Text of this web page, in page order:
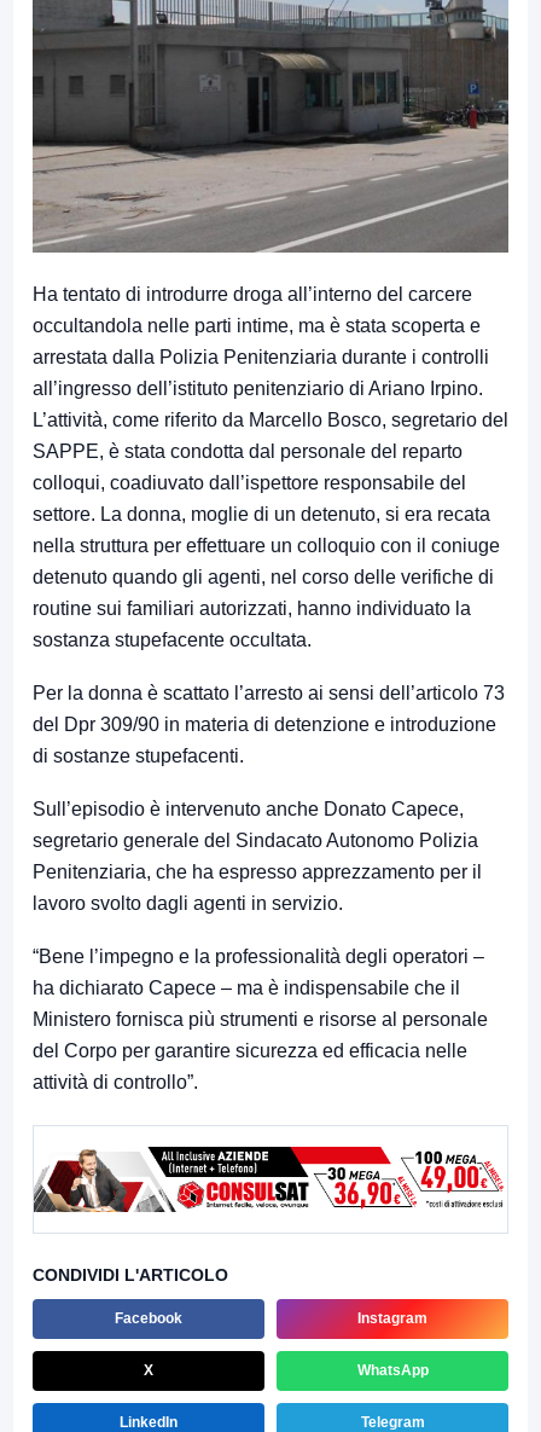
Ha tentato di introdurre droga all’interno del carcere
occultandola nelle parti intime, ma è stata scoperta e
arrestata dalla Polizia Penitenziaria durante i controlli
all’ingresso dell’istituto penitenziario di Ariano Irpino.
L’attività, come riferito da Marcello Bosco, segretario del
SAPPE, è stata condotta dal personale del reparto
colloqui, coadiuvato dall’ispettore responsabile del
settore. La donna, moglie di un detenuto, si era recata
nella struttura per effettuare un colloquio con il coniuge
detenuto quando gli agenti, nel corso delle verifiche di
routine sui familiari autorizzati, hanno individuato la
sostanza stupefacente occultata.
Per la donna è scattato l’arresto ai sensi dell’articolo 73
del Dpr 309/90 in materia di detenzione e introduzione
di sostanze stupefacenti.
Sull’episodio è intervenuto anche Donato Capece,
segretario generale del Sindacato Autonomo Polizia
Penitenziaria, che ha espresso apprezzamento per il
lavoro svolto dagli agenti in servizio.
“Bene l’impegno e la professionalità degli operatori –
ha dichiarato Capece – ma è indispensabile che il
Ministero fornisca più strumenti e risorse al personale
del Corpo per garantire sicurezza ed efficacia nelle
attività di controllo”.
CONDIVIDI L'ARTICOLO
Facebook Instagram
X WhatsApp
LinkedIn Telegram